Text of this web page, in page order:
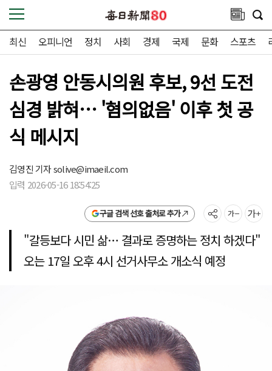
최신 오피니언 정치 사회 경제 국제 문화 스포츠
손광영 안동시의원 후보, 9선 도전
심경 밝혀… '혐의없음' 이후 첫 공
식 메시지
김영진 기자solive@imaeil.com
입력 2026-05-16 18:54:25
구글 검색 선호 출처로 추가
"갈등보다 시민 삶… 결과로 증명하는 정치 하겠다"
오는 17일 오후 4시 선거사무소 개소식 예정